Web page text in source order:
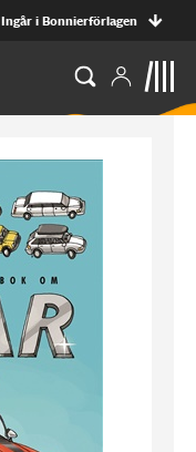
Ingår i Bonnierförlagen